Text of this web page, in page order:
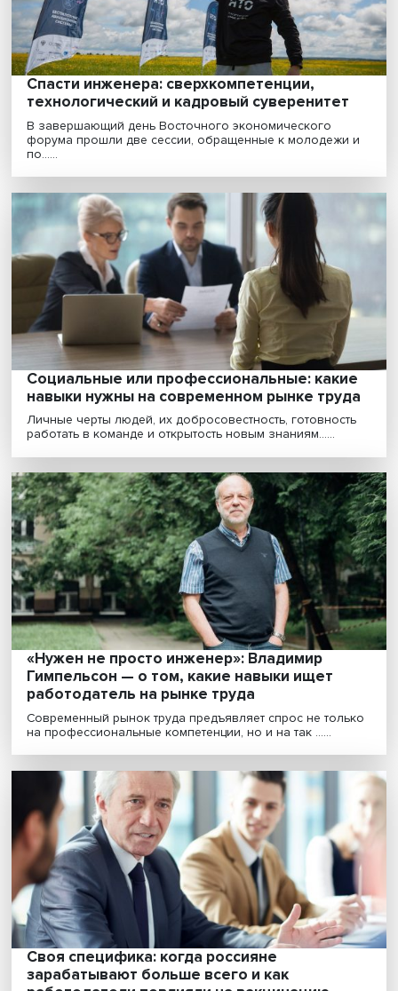
«Высшее образование ценится на рынке
труда, так как повышает уровень
человеческого капитала»
По оценкам экспертов, один дополнительный год
образования в России увеличивает заработную
в......
Спасти инженера: сверхкомпетенции,
технологический и кадровый
В завершающий день Восточного экономического
форума прошли две сессии, обращенные к
по......
Социальные или профессиональные:
навыки нужны на современном рынке
Личные черты людей, их добросовестность,
работать в команде и открытость новым знаниям......